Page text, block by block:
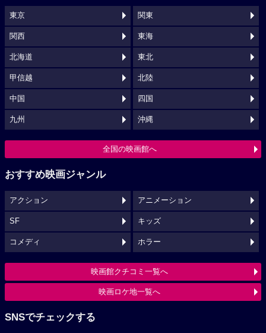
東京 関東
関西 東海
北海道 東北
甲信越 北陸
中国 四国
九州 沖縄
全国の映画館へ
おすすめ映画ジャンル
アクション アニメーション
SF キッズ
コメディ ホラー
映画館クチコミ一覧へ
映画ロケ地一覧へ
SNSでチェックする